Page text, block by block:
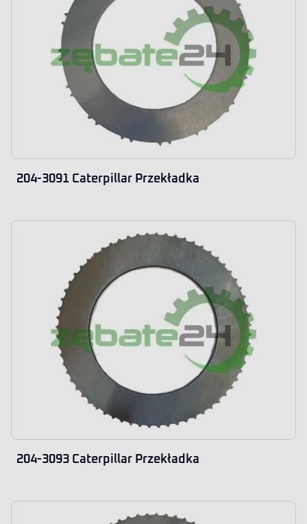
204-3091 Caterpillar Przekładka
204-3093 Caterpillar Przekładka